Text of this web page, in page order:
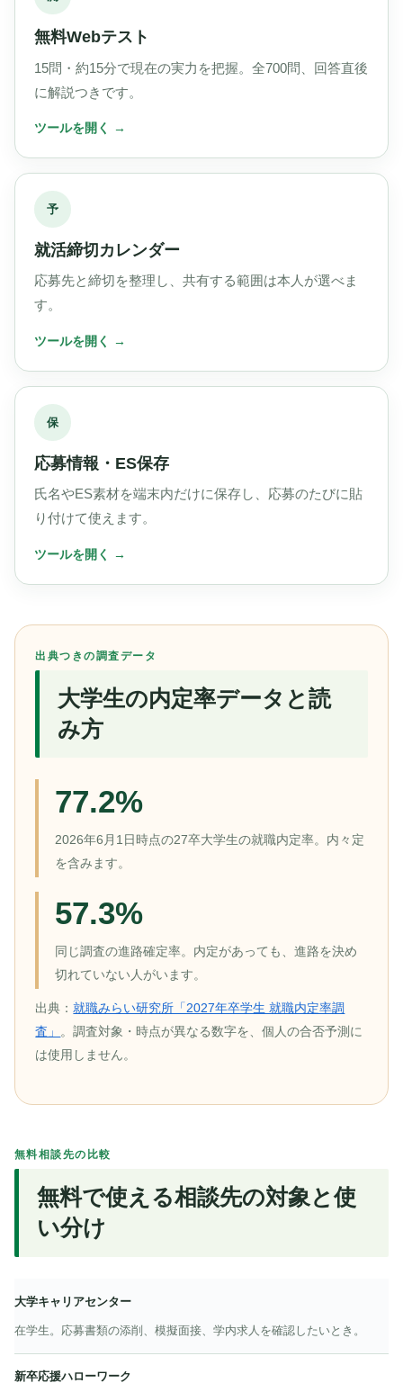
無料Webテスト
15問・約15分で現在の実力を把握。全700問、回答直後
に解説つきです。
予
就活締切カレンダー
応募先と締切を整理し、共有する範囲は本人が選べま
す。
保
応募情報・ES保存
氏名やES素材を端末内だけに保存し、応募のたびに貼
り付けて使えます。
出典つきの調査データ
大学生の内定率データと読
み方
77.2%
2026年6月1日時点の27卒大学生の就職内定率。内々定
を含みます。
57.3%
同じ調査の進路確定率。内定があっても、進路を決め
切れていない人がいます。
出典：就職みらい研究所「2027年卒学生 就職内定率調
査」
。調査対象・時点が異なる数字を、個人の合否予測に
は使用しません。
無料相談先の比較
無料で使える相談先の対象と使
い分け
相
談
向
い
る
大学キャリアセンター
在学生。応募書類の添削、模擬面接、学内求人を確認したいとき。
新卒応援ハローワーク